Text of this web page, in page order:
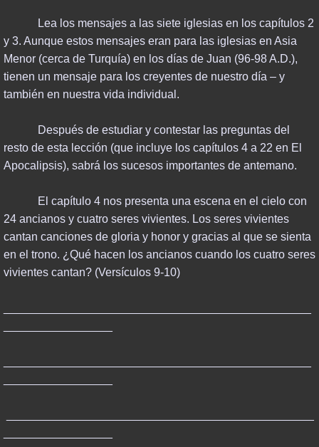
THINK ABOUT IT
RESOURCES
POWER BOOKS
NBC & BIOWARFARE
CREATION & EVOLUTION
ISLAM & ITS TEACHINGS
AI FUTURE
DONATE
Lea los mensajes a las siete iglesias en los capítulos 2
y 3. Aunque estos mensajes eran para las iglesias en Asia
Menor (cerca de Turquía) en los días de Juan (96-98 A.D.),
tienen un mensaje para los creyentes de nuestro día – y
también en nuestra vida individual.
Después de estudiar y contestar las preguntas del
resto de esta lección (que incluye los capítulos 4 a 22 en El
Apocalipsis), sabrá los sucesos importantes de antemano.
El capítulo 4 nos presenta una escena en el cielo con
24 ancianos y cuatro seres vivientes. Los seres vivientes
cantan canciones de gloria y honor y gracias al que se sienta
en el trono. ¿Qué hacen los ancianos cuando los cuatro seres
vivientes cantan? (Versículos 9-10)